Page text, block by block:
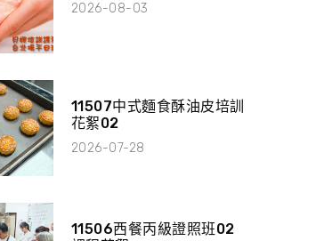
2026-08-03
11507中式麵食酥油皮培訓
花絮02
2026-07-28
11506西餐丙級證照班02